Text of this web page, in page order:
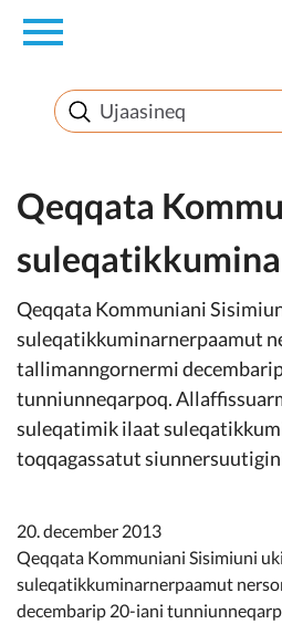
en
Innuttaasunut
Inuussutissarsiorneq
Politikki
Takornariat
Imminut sullinneq
Kommune pillugu
Qeqqata
Qeqqata Kommuniani
suleqatikkuminarnerpaamut
tallimanngornermi
tunniunneqarpoq.
suleqatimik ilaat
toqqagassatut
20. december 2013
Qeqqata Kommuniani Sisimiuni
suleqatikkuminarnerpaamut
decembarip 20-iani